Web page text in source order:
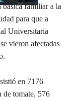
básica familiar a la
para que a
Universitaria
vieron afectadas
en 7176
de tomate, 576